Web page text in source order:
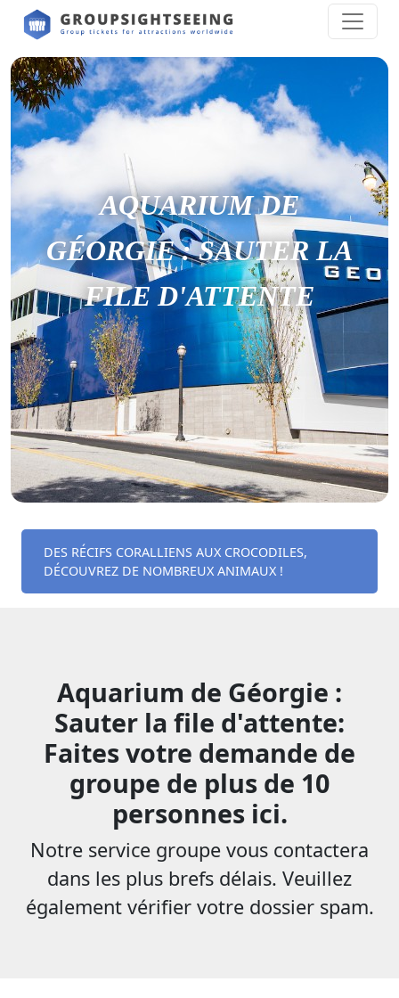
AQUARIUM DE
GÉORGIE : SAUTER LA
FILE D'ATTENTE
DES RÉCIFS CORALLIENS AUX CROCODILES,
DÉCOUVREZ DE NOMBREUX ANIMAUX !
Aquarium de Géorgie :
Sauter la file d'attente:
Faites votre demande de
groupe de plus de 10
personnes ici.
Notre service groupe vous contactera
dans les plus brefs délais. Veuillez
également vérifier votre dossier spam.